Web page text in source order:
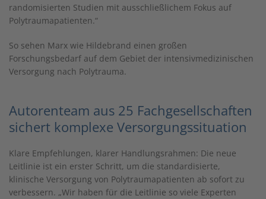
randomisierten Studien mit ausschließlichem Fokus auf
Polytraumapatienten.“
So sehen Marx wie Hildebrand einen großen
Forschungsbedarf auf dem Gebiet der intensivmedizinischen
Versorgung nach Polytrauma.
Autorenteam aus 25 Fachgesellschaften
sichert komplexe Versorgungssituation
Klare Empfehlungen, klarer Handlungsrahmen: Die neue
Leitlinie ist ein erster Schritt, um die standardisierte,
klinische Versorgung von Polytraumapatienten ab sofort zu
verbessern. „Wir haben für die Leitlinie so viele Experten